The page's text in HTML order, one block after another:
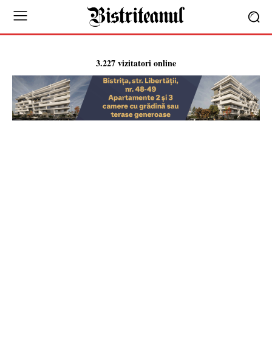
3.227 vizitatori online